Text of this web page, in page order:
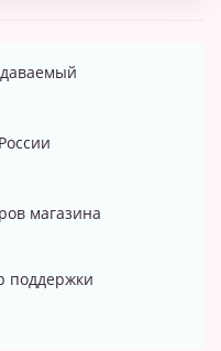
магазина
поддержки